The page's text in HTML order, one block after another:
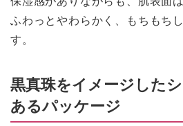
ふわっとやわらかく、もちもち
す。
黒真珠をイメージした
あるパッケージ